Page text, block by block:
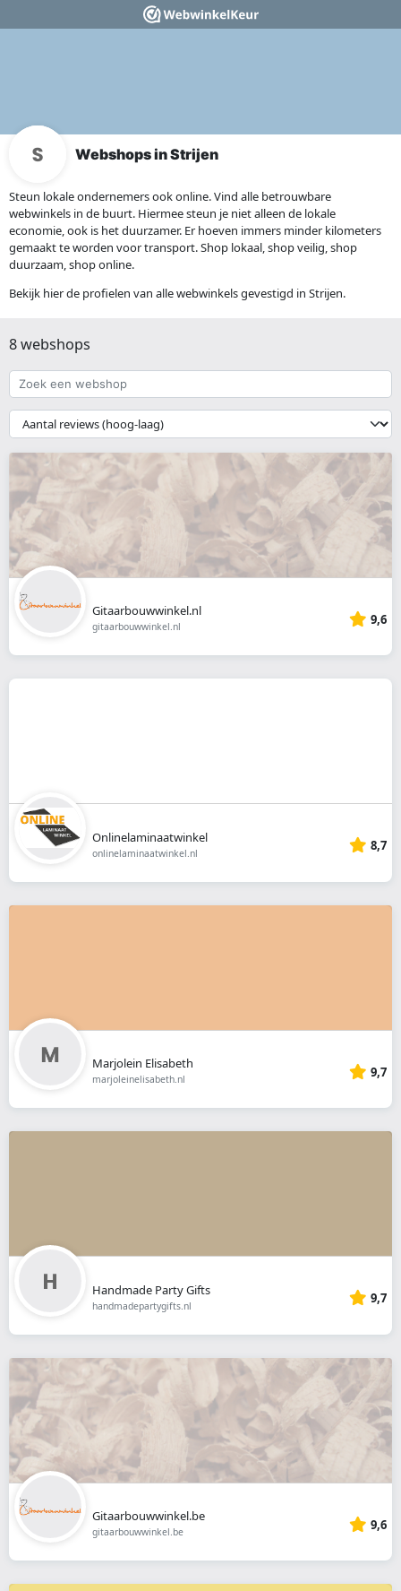
Webshops in Strijen
Steun lokale ondernemers ook online. Vind alle betrouwbare
webwinkels in de buurt. Hiermee steun je niet alleen de lokale
economie, ook is het duurzamer. Er hoeven immers minder kilometers
gemaakt te worden voor transport. Shop lokaal, shop veilig, shop
duurzaam, shop online.
Bekijk hier de profielen van alle webwinkels gevestigd in Strijen.
8 webshops
Zoek
een
webshop
{{
__('Sort')
}}
Gitaarbouwwinkel.nl
gitaarbouwwinkel.nl 9,6
Onlinelaminaatwinkel
onlinelaminaatwinkel.nl 8,7
Marjolein Elisabeth
marjoleinelisabeth.nl 9,7
Handmade Party Gifts
handmadepartygifts.nl 9,7
Gitaarbouwwinkel.be
gitaarbouwwinkel.be 9,6